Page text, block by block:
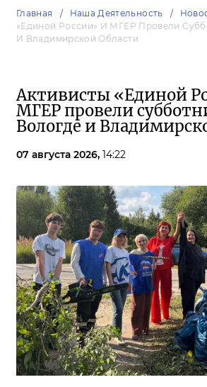
Главная Наша Деятельность
«Единой России» И МГЕР Провели
И Владимирской Области
Активисты «Единой
МГЕР провели
Вологде и
07 августа 2026, 14:22